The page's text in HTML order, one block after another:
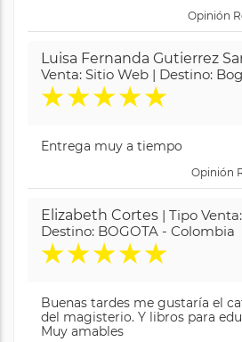
Opinión
Luisa Fernanda Gutierrez
Venta: Sitio Web | Destino:
★★★★★
Entrega muy a tiempo
Opinión
Elizabeth Cortes | Tipo
Destino: BOGOTA - Colombia
★★★★★
Buenas tardes me gustaría el
del magisterio. Y libros para
Muy amables